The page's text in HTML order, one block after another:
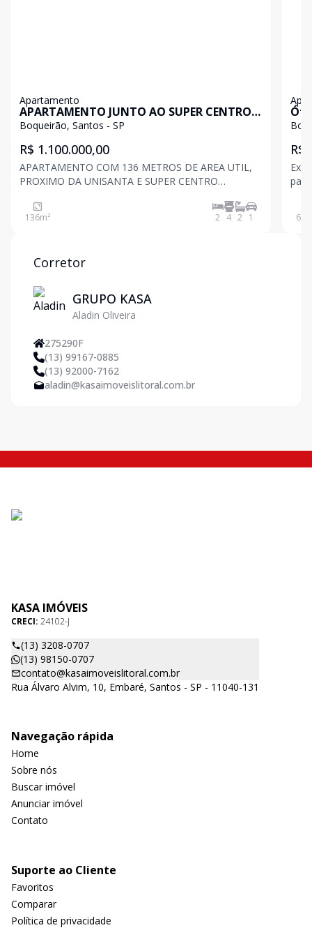
Apartamento
APARTAMENTO JUNTO AO SUPER CENTRO
BOQUEIRÃO E UNIVERSIDADE UNISANTA
Boqueirão, Santos - SP
R$ 1.100.000,00
APARTAMENTO COM 136 METROS DE AREA UTIL,
PROXIMO DA UNISANTA E SUPER CENTRO
AMBIENTES COM TERRAÇO MOBILIAVEL, COPA-
COZINHA, DEPENDENCIA DE SERVIÇO E GARAGEM
136m² 2 4 2 1
R$
65
Corretor
GRUPO KASA
Aladin Oliveira
275290F
(13) 99167-0885
(13) 92000-7162
aladin@kasaimoveislitoral.com.br
KASA IMÓVEIS
CRECI: 24102-J
(13) 3208-0707
(13) 98150-0707
contato@kasaimoveislitoral.com.br
Rua Álvaro Alvim, 10, Embaré, Santos - SP - 11040-131
Navegação rápida
Home
Sobre nós
Buscar imóvel
Anunciar imóvel
Contato
Suporte ao Cliente
Favoritos
Comparar
Política de privacidade